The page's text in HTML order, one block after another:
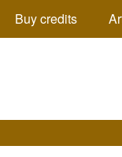
Buy credits